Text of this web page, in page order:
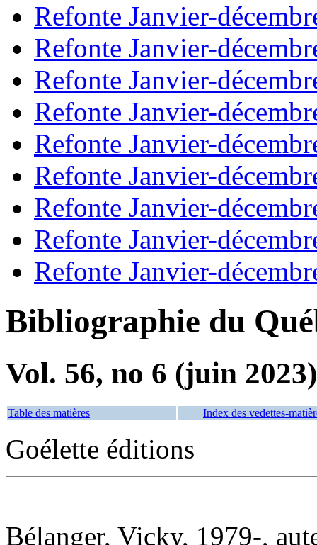
Refonte Janvier-
Refonte Janvier-
Refonte Janvier-
Refonte Janvier-
Refonte Janvier-
Refonte Janvier-
Refonte Janvier-
Refonte Janvier-
Refonte Janvier-
Bibliographie du
Vol. 56, no 6 (juin 2023)
Table des matières Index des vedettes-
Goélette éditions
Bélanger, Vicky, 1979-,